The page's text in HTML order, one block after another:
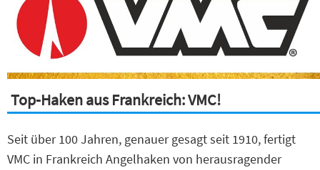
Top-Haken aus Frankreich: VMC!
Seit über 100 Jahren, genauer gesagt seit 1910, fertigt
VMC in Frankreich Angelhaken von herausragender